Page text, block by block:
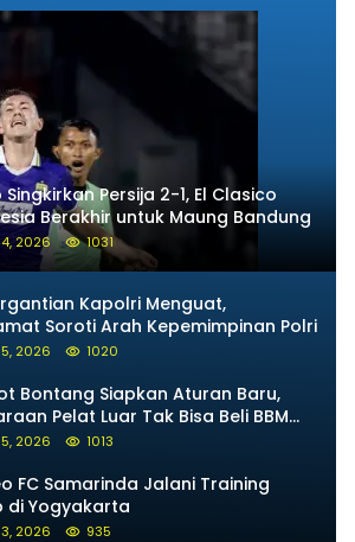
Singkirkan Persija 2-1, El Clasico
Berakhir untuk Maung Bandung
2026 1031
Kapolri Menguat,
Soroti Arah Kepemimpinan Polri
2026 1020
Bontang Siapkan Aturan Baru,
Pelat Luar Tak Bisa Beli BBM
2026 1013
FC Samarinda Jalani Training
di Yogyakarta
2026 935